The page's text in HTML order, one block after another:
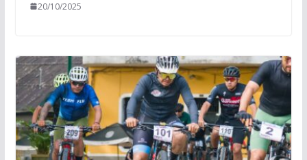
20/10/2025